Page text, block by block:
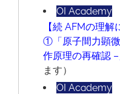
OI Academy
【続 AFMの理解
①「原子間力顕
作原理の再確認 –
ます）
OI Academy